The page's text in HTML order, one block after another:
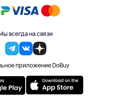
всегда на связи
приложение DoBuy